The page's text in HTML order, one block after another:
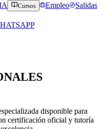
Cursos Empleo
Salidas
disponible para
certificación oficial y tutoría